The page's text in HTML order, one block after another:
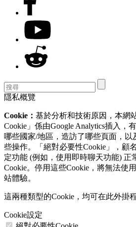
隱私概覽
Cookie： 基於分析和技術原因，本網
Cookie」係由Google Analytics插入，
哪些國家/地區，造訪了哪些頁面，以
些操作。「絕對必要性Cookie」，顧
定功能 (例如，使用即時聊天功能) 正
Cookie。停用這些Cookie，將無法使
站體驗。
這兩種類型的Cookie，均可在此外掛
Cookie設定